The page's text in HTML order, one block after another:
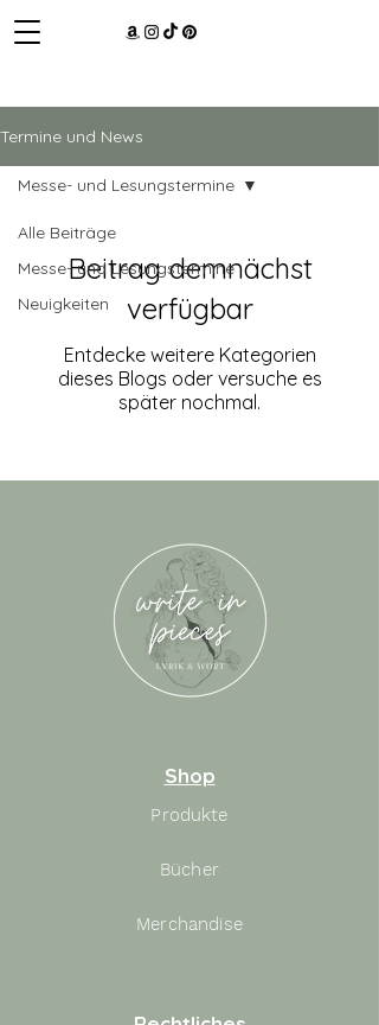
Termine und News
Alle Beiträge
Messe- und Lesungstermine
Neuigkeiten
Messe- und Lesungstermine
Beitrag demnächst
verfügbar
Entdecke weitere Kategorien
dieses Blogs oder versuche es
später nochmal.
Shop
Produkte
Bücher
Merchandise